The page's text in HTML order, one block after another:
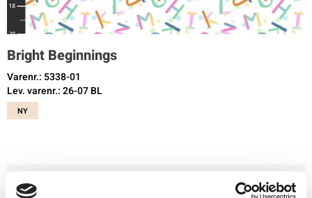
Bright Beginnings
Varenr.: 5338-01
Lev. varenr.: 26-07 BL
NY
Du skal være registreret og logget ind for at købe produkter i denne